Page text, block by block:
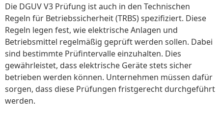
Die DGUV V3 Prüfung ist auch in den Technischen
Regeln für Betriebssicherheit (TRBS) spezifiziert. Diese
Regeln legen fest, wie elektrische Anlagen und
Betriebsmittel regelmäßig geprüft werden sollen. Dabei
sind bestimmte Prüfintervalle einzuhalten. Dies
gewährleistet, dass elektrische Geräte stets sicher
betrieben werden können. Unternehmen müssen dafür
sorgen, dass diese Prüfungen fristgerecht durchgeführt
werden.